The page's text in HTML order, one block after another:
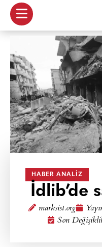
HABER ANALIZ
İdlib’de
marksist.org
Son